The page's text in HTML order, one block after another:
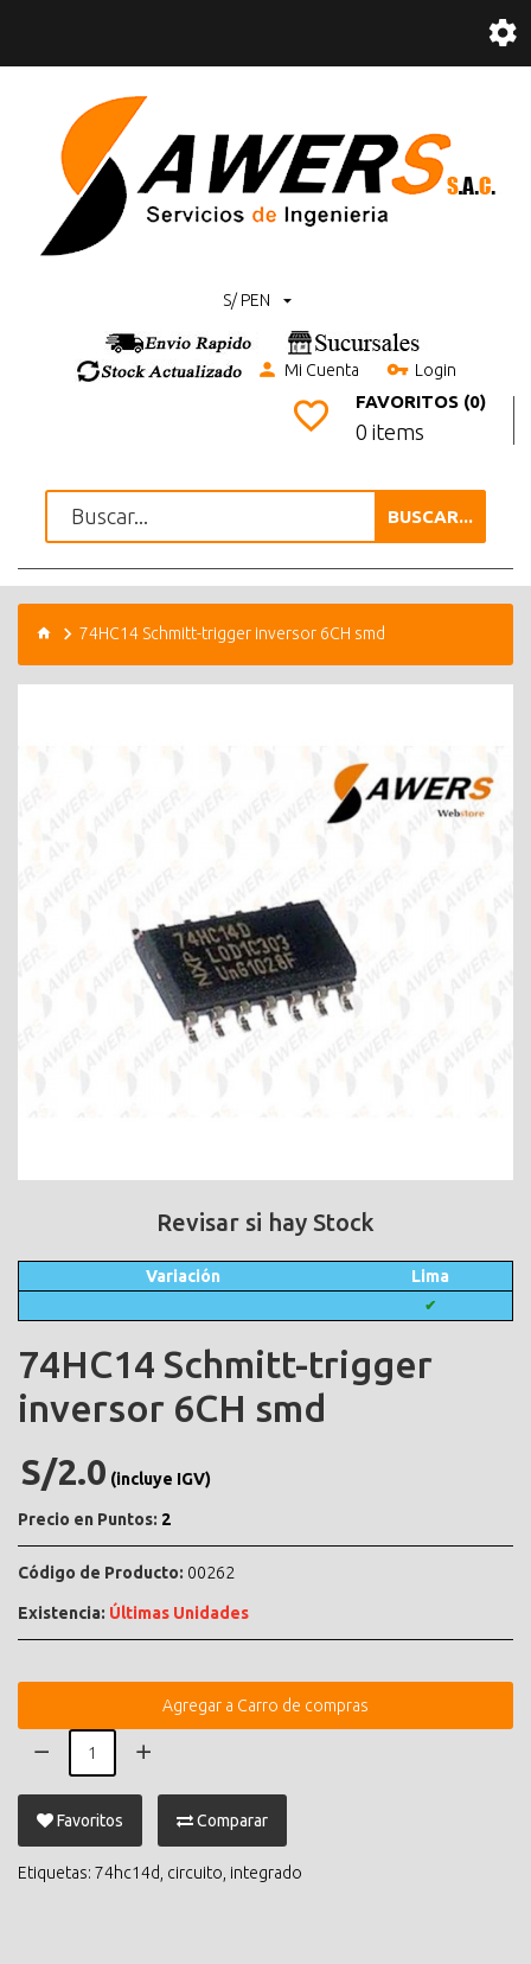
S/ PEN
Mi Cuenta Login
FAVORITOS (0)
0 items
BUSCAR...
74HC14 Schmitt-trigger inversor 6CH smd
Revisar si hay Stock
Variación Lima
✔
74HC14 Schmitt-trigger
inversor 6CH smd
S/2.0 (incluye IGV)
Precio en Puntos: 2
Código de Producto: 00262
Existencia: Últimas Unidades
Agregar a Carro de compras
Favoritos Comparar
Etiquetas: 74hc14d circuito integrado